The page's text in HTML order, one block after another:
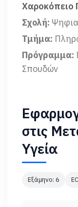
Χαροκόπειο
Σχολή:
Τμήμα:
Πρόγραμμα:
Σπουδών
στις
Υγεία
Εξάμηνο: 6